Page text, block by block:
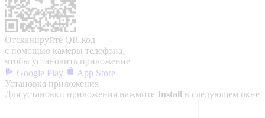
Отсканируйте QR-код
с помощью камеры телефона,
чтобы установить приложение
Google Play
App Store
Установка приложения
Для установки приложения нажмите Install в следующем окне